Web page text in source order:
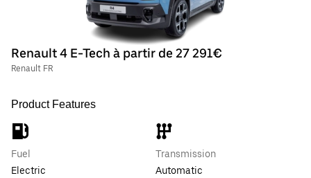
Renault 4 E-Tech à partir de 27 291€
Renault FR
Product Features
Fuel
Electric
Transmission
Automatic